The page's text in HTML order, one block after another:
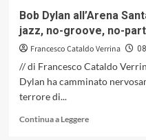
Jazz
Bob Dylan all’Arena
jazz, no-groove, no-
Francesco Cataldo Verrina
// di Francesco Cataldo
Dylan ha camminato
terrore di...
Continua a LeggereLeggi